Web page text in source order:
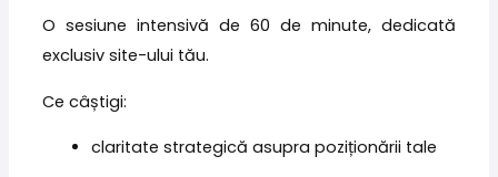
O sesiune intensivă de 60 de minute, dedicată
exclusiv site-ului tău.
Ce câștigi:
claritate strategică asupra poziționării tale